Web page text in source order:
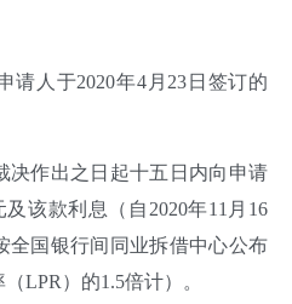
人于2020年4月23日签订的
作出之日起十五日内向申请
及该款利息（自2020年11月16
全国银行间同业拆借中心公布
LPR）的1.5倍计）。